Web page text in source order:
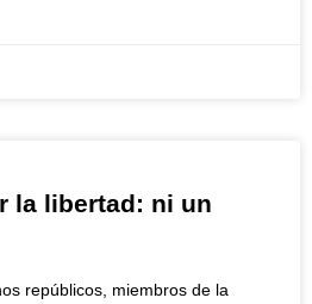
la libertad: ni un
repúblicos, miembros de la